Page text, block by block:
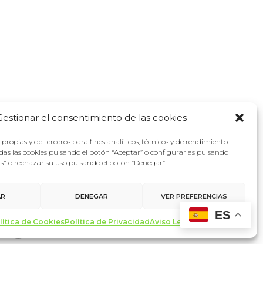
el consentimiento de las cookies
y de terceros para fines analíticos, técnicos y de rendimiento.
las cookies pulsando el botón “Aceptar” o configurarlas pulsando
o rechazar su uso pulsando el botón “Denegar”
DENEGAR VER PREFERENCIAS
de CookiesPolítica de PrivacidadAviso Legal
ES